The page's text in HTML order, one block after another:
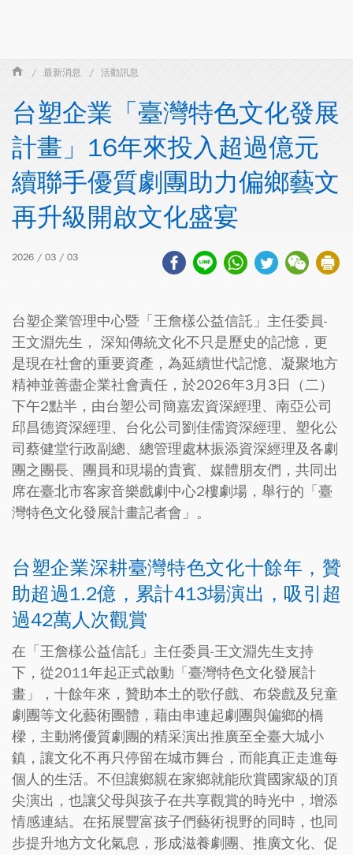
最新消息 活動訊息
台塑企業「臺灣特色文化發展
計畫」16年來投入超過億元
續聯手優質劇團助力偏鄉藝文
再升級開啟文化盛宴
2026 / 03 / 03
台塑企業管理中心暨「王詹樣公益信託」主任委員-
王文淵先生， 深知傳統文化不只是歷史的記憶，更
是現在社會的重要資產，為延續世代記憶、凝聚地方
精神並善盡企業社會責任，於2026年3月3日（二）
下午2點半，由台塑公司簡嘉宏資深經理、南亞公司
邱昌德資深經理、台化公司劉佳儒資深經理、塑化公
司蔡健堂行政副總、總管理處林振添資深經理及各劇
團之團長、團員和現場的貴賓、媒體朋友們，共同出
席在臺北市客家音樂戲劇中心2樓劇場，舉行的「臺
灣特色文化發展計畫記者會」。
台塑企業深耕臺灣特色文化十餘年，贊
助超過1.2億，累計413場演出，吸引超
過42萬人次觀賞
在「王詹樣公益信託」主任委員-王文淵先生支持
下，從2011年起正式啟動「臺灣特色文化發展計
畫」，十餘年來，贊助本土的歌仔戲、布袋戲及兒童
劇團等文化藝術團體，藉由串連起劇團與偏鄉的橋
樑，主動將優質劇團的精采演出推廣至全臺大城小
鎮，讓文化不再只停留在城市舞台，而能真正走進每
個人的生活。不但讓鄉親在家鄉就能欣賞國家級的頂
尖演出，也讓父母與孩子在共享觀賞的時光中，增添
情感連結。在拓展豐富孩子們藝術視野的同時，也同
步提升地方文化氣息，形成滋養劇團、推廣文化、促